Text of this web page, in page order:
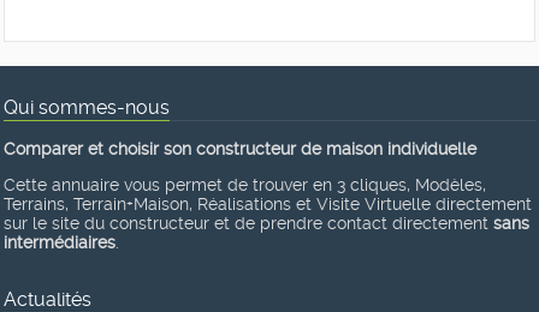
Qui sommes-nous
Comparer et choisir son constructeur de maison individuelle
Cette annuaire vous permet de trouver en 3 cliques, Modèles,
Terrains, Terrain+Maison, Réalisations et Visite Virtuelle directement
sur le site du constructeur et de prendre contact directement sans
intermédiaires
Actualités